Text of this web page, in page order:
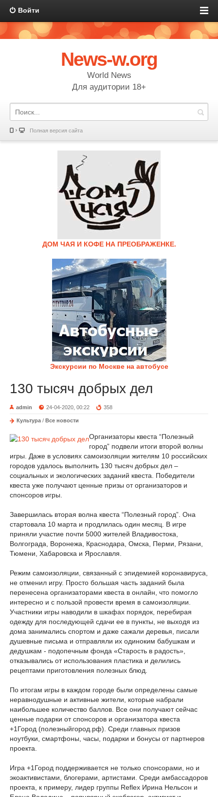
Войти
News-w.org
World News
Для аудитории 18+
Полная версия сайта
ДОМ ЧАЯ И КОФЕ НА ПРЕОБРАЖЕНКЕ.
Экскурсии по Москве на автобусе
130 тысяч добрых дел
admin 24-04-2020, 00:22 358
Культура / Все новости
Организаторы квеста “Полезный
город” подвели итоги второй волны
игры. Даже в условиях самоизоляции жителям 10 российских
городов удалось выполнить 130 тысяч добрых дел –
социальных и экологических заданий квеста. Победители
квеста уже получают ценные призы от организаторов и
спонсоров игры.
Завершилась вторая волна квеста “Полезный город”. Она
стартовала 10 марта и продлилась один месяц. В игре
приняли участие почти 5000 жителей Владивостока,
Волгограда, Воронежа, Краснодара, Омска, Перми, Рязани,
Тюмени, Хабаровска и Ярославля.
Режим самоизоляции, связанный с эпидемией коронавируса,
не отменил игру. Просто большая часть заданий была
перенесена организаторами квеста в онлайн, что помогло
интересно и с пользой провести время в самоизоляции.
Участники игры наводили в шкафах порядок, перебирая
одежду для последующей сдачи ее в пункты, не выходя из
дома занимались спортом и даже сажали деревья, писали
душевные письма и отправляли их одиноким бабушкам и
дедушкам - подопечным фонда «Старость в радость»,
отказывались от использования пластика и делились
рецептами приготовления полезных блюд.
По итогам игры в каждом городе были определены самые
неравнодушные и активные жители, которые набрали
наибольшее количество баллов. Все они получают сейчас
ценные подарки от спонсоров и организатора квеста
+1Город (полезныйгород.рф). Среди главных призов
ноутбуки, смартфоны, часы, подарки и бонусы от партнеров
проекта.
Игра +1Город поддерживается не только спонсорами, но и
экоактивистами, блогерами, артистами. Среди амбассадоров
проекта, к примеру, лидер группы Reflex Ирина Нельсон и